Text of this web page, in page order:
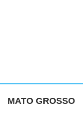
MATO GROSSO